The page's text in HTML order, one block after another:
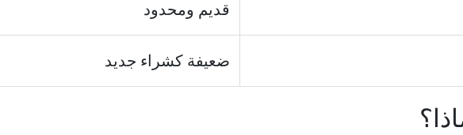
قديم ومحدود
ضعيفة كشراء جديد